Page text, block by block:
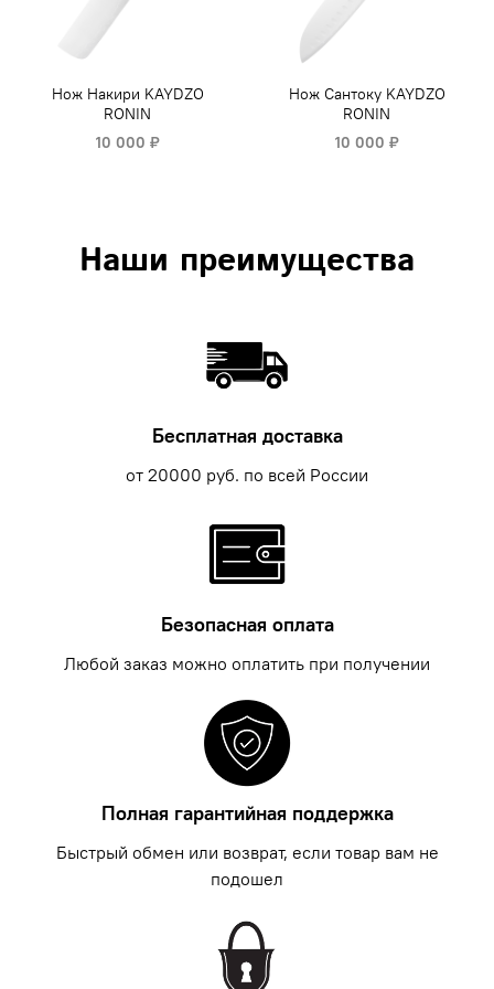
Нож Накири KAYDZO
RONIN
10 000 ₽
Нож Сантоку KAYDZO
RONIN
10 000 ₽
Наши преимущества
Бесплатная доставка
от 20000 руб. по всей России
Безопасная оплата
Любой заказ можно оплатить при получении
Полная гарантийная поддержка
Быстрый обмен или возврат, если товар вам не
подошел